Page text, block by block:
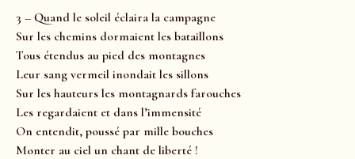
3 – Quand le soleil éclaira la campagne
Sur les chemins dormaient les bataillons
Tous étendus au pied des montagnes
Leur sang vermeil inondait les sillons
Sur les hauteurs les montagnards farouches
Les regardaient et dans l’immensité
On entendit, poussé par mille bouches
Monter au ciel un chant de liberté !